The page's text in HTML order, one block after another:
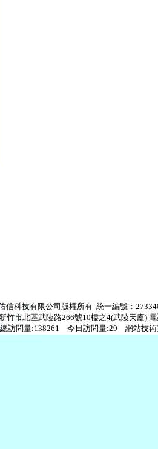
信科技有限公司版權所有 統一編號：
竹市北區武陵路266號10樓之4(武陵天廈)
訪問量:138261 今日訪問量:29 網站技術